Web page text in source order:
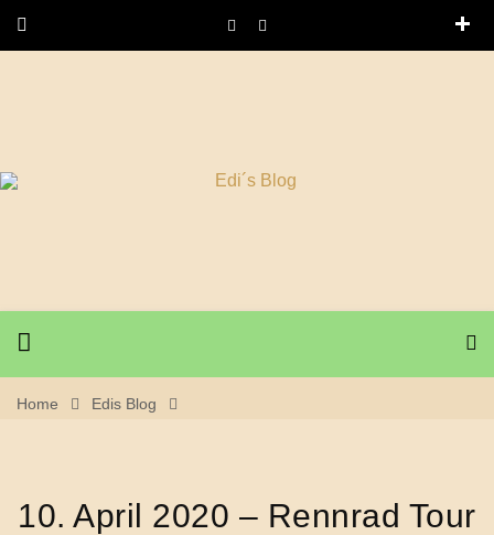
Home
Edis Blog
10. April 2020 – Rennrad Tour